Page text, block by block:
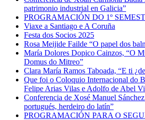
patrimonio industrial en Galicia”
PROGRAMACIÓN DO 1º
Viaxe a Santiago e A Coruña
Festa dos Socios 2025
Rosa Meijide Failde “O papel dos
María Dolores Dopico Cainzos, “O
Domus do Mitreo”
Clara María Ramos Taboada, “E ti
Que foi o Coloquio Internacional do
Felipe Arias Vilas e Adolfo de Abel
Conferencia de Xosé Manuel
portugués, herdeiro do latín”
PROGRAMACIÓN PARA O